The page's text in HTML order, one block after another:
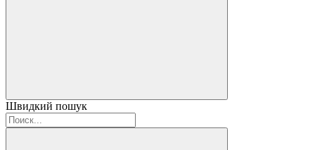
Швидкий пошук